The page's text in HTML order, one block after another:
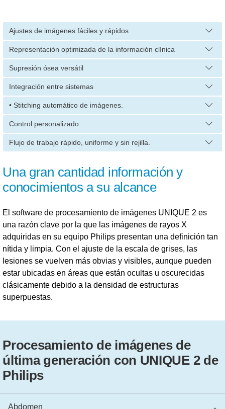
Ajustes de imágenes fáciles y rápidos
Representación optimizada de la información clínica
Supresión ósea versátil
Integración entre sistemas
• Stitching automático de imágenes.
Control personalizado
Flujo de trabajo rápido, uniforme y sin rejilla.
Una gran cantidad información y
conocimientos a su alcance
El software de procesamiento de imágenes UNIQUE 2 es
una razón clave por la que las imágenes de rayos X
adquiridas en su equipo Philips presentan una definición tan
nítida y limpia. Con el ajuste de la escala de grises, las
lesiones se vuelven más obvias y visibles, aunque pueden
estar ubicadas en áreas que están ocultas u oscurecidas
clásicamente debido a la densidad de estructuras
superpuestas.
Procesamiento de imágenes de
última generación con UNIQUE 2 de
Philips
Abdomen